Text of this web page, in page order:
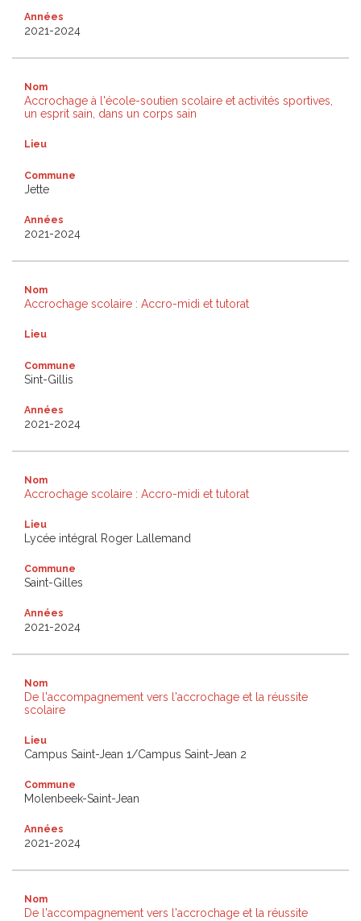
Années
2021-2024
Nom
Accrochage à l'école-soutien scolaire et activités sportives,
un esprit sain, dans un corps sain
Lieu
Commune
Jette
Années
2021-2024
Nom
Accrochage scolaire : Accro-midi et tutorat
Lieu
Commune
Sint-Gillis
Années
2021-2024
Nom
Accrochage scolaire : Accro-midi et tutorat
Lieu
Lycée intégral Roger Lallemand
Commune
Saint-Gilles
Années
2021-2024
Nom
De l'accompagnement vers l'accrochage et la réussite
scolaire
Lieu
Campus Saint-Jean 1/Campus Saint-Jean 2
Commune
Molenbeek-Saint-Jean
Années
2021-2024
Nom
De l'accompagnement vers l'accrochage et la réussite